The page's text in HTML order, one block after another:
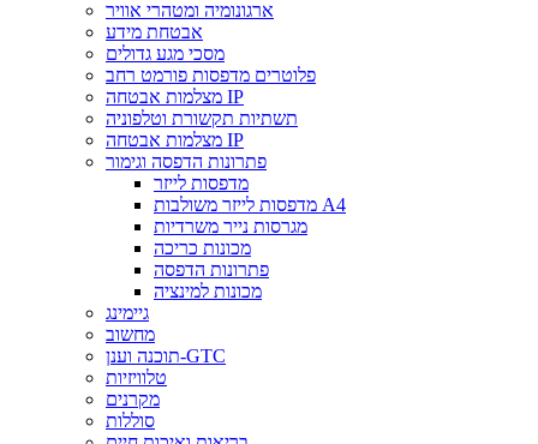
ארגונומיה ומטהרי אוויר
אבטחת מידע
מסכי מגע גדולים
פלוטרים מדפסות פורמט רחב
מצלמות אבטחה IP
תשתיות תקשורת וטלפוניה
מצלמות אבטחה IP
פתרונות הדפסה וגימור
מדפסות לייזר
מדפסות לייזר משולבות A4
מגרסות נייר משרדיות
מכונות כריכה
פתרונות הדפסה
מכונות למינציה
גיימינג
מחשוב
תוכנה וענן-GTC
טלוויזיות
מקרנים
סוללות